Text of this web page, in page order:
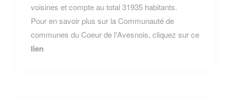
voisines et compte au total 31935 habitants.
Pour en savoir plus sur la Communauté de
communes du Coeur de l'Avesnois, cliquez sur ce
lien